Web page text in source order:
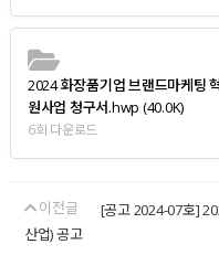
2024 화장품기업 브랜드마케팅
원사업 청구서.hwp (40.0K)
6회 다운로드
이전글
[공고 2024-07호]
산업) 공고